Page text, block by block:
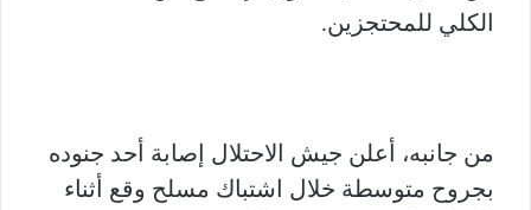
الكلي للمحتجزين.
من جانبه، أعلن جيش الاحتلال إصابة أحد جنوده
بجروح متوسطة خلال اشتباك مسلح وقع أثناء